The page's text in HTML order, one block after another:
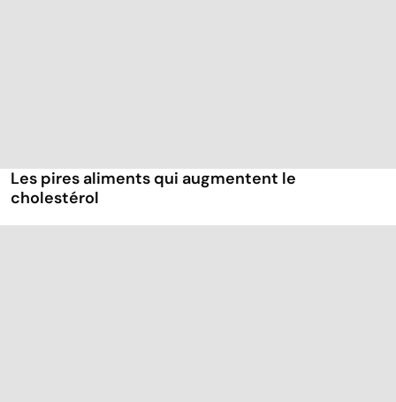
Les pires aliments qui augmentent le
cholestérol